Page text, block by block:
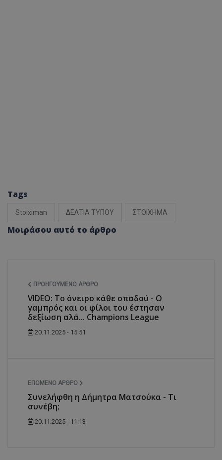
Tags
Stoiximan ΔΕΛΤΙΑ ΤΥΠΟΥ ΣΤΟΙΧΗΜΑ
Μοιράσου αυτό το άρθρο
ΠΡΟΗΓΟΎΜΕΝΟ ΆΡΘΡΟ
VIDEO: Το όνειρο κάθε οπαδού - Ο
γαμπρός και οι φίλοι του έστησαν
δεξίωση αλά... Champions League
20.11.2025 - 15:51
ΕΠΌΜΕΝΟ ΆΡΘΡΟ
Συνελήφθη η Δήμητρα Ματσούκα - Τι
συνέβη;
20.11.2025 - 11:13